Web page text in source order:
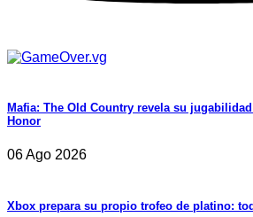
Mafia: The Old Country revela su
Honor
06 Ago 2026
Xbox prepara su propio trofeo de platino: